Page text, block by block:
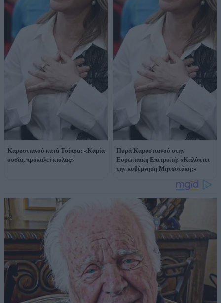
Καρυστιανού κατά Τσίπρα: «Καμία
ουσία, προκαλεί κιόλας»
Πυρά Καρυστιανού στην
Ευρωπαϊκή Επιτροπή: «Καλύπτει
την κυβέρνηση Μητσοτάκη;»